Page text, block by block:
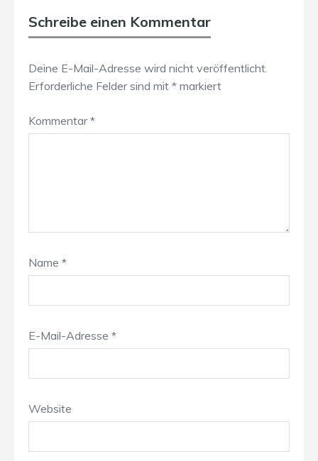
Schreibe einen Kommentar
Deine E-Mail-Adresse wird nicht veröffentlicht.
Erforderliche Felder sind mit * markiert
Kommentar*
Name *
E-Mail-Adresse *
Website